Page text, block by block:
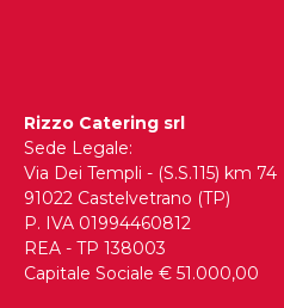
Rizzo Catering srl
Sede Legale:
Via Dei Templi - (S.S.115) km 74
91022 Castelvetrano (TP)
P. IVA 01994460812
REA - TP 138003
Capitale Sociale € 51.000,00